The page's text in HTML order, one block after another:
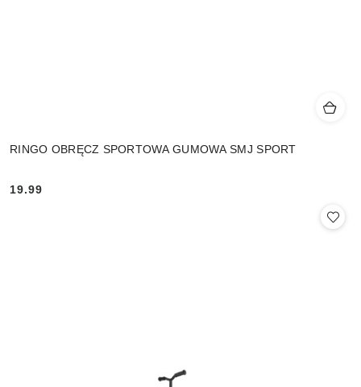
RINGO OBRĘCZ SPORTOWA GUMOWA SMJ SPORT
Cena:
19.99